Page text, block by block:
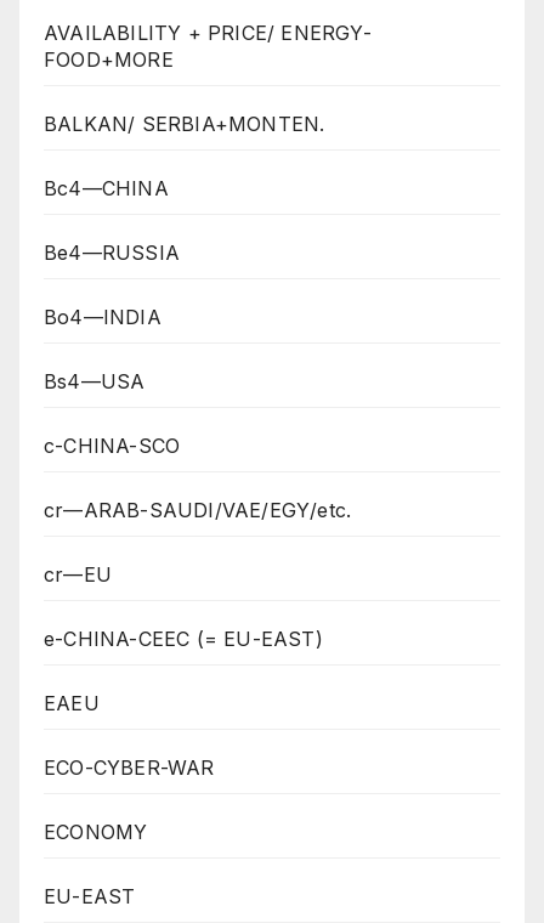
AVAILABILITY + PRICE/ ENERGY-
FOOD+MORE
BALKAN/ SERBIA+MONTEN.
Bc4—CHINA
Be4—RUSSIA
Bo4—INDIA
Bs4—USA
c-CHINA-SCO
cr—ARAB-SAUDI/VAE/EGY/etc.
cr—EU
e-CHINA-CEEC (= EU-EAST)
EAEU
ECO-CYBER-WAR
ECONOMY
EU-EAST